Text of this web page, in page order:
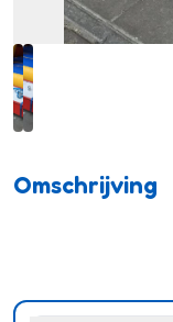
Omschrijving